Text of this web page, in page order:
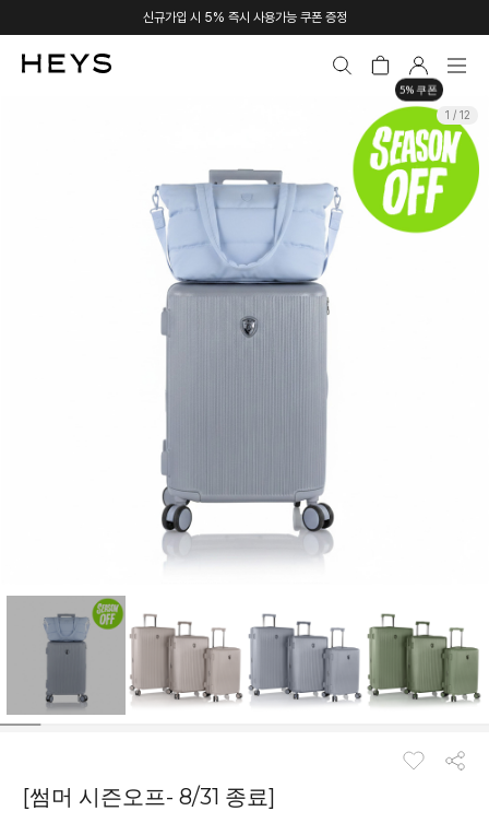
신규가입 시 5% 즉시 사용가능 쿠폰 증정
5% 쿠폰
1 / 12
[썸머 시즌오프- 8/31 종료]